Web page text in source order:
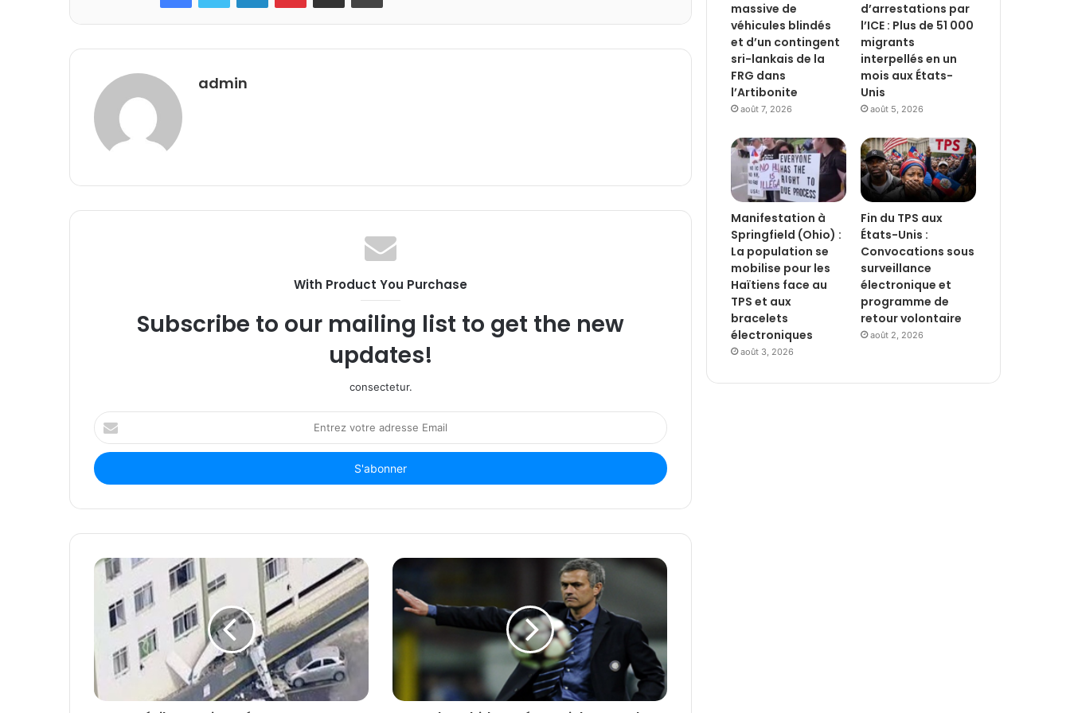
admin
With Product You Purchase
Subscribe to our mailing list to get the new
updates!
consectetur.
Entrez
votre
adresse
Email
massive de
véhicules blindés
et d’un contingent
sri-lankais de la
FRG dans
l’Artibonite
août 7, 2026
d’arrestations par
l’ICE : Plus de 51 000
migrants
interpellés en un
mois aux États-
Unis
août 5, 2026
Manifestation à
Springfield (Ohio) :
La population se
mobilise pour les
Haïtiens face au
TPS et aux
bracelets
électroniques
août 3, 2026
Fin du TPS aux
États-Unis :
Convocations sous
surveillance
électronique et
programme de
retour volontaire
août 2, 2026